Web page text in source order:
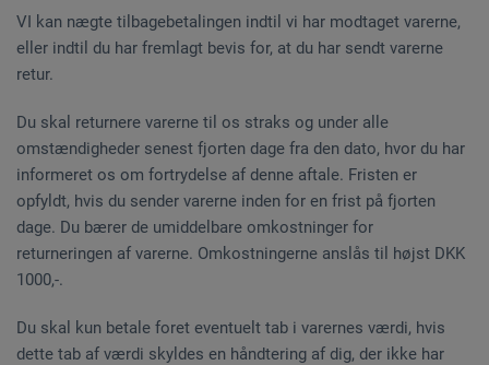
VI kan nægte tilbagebetalingen indtil vi har modtaget varerne,
eller indtil du har fremlagt bevis for, at du har sendt varerne
retur.
Du skal returnere varerne til os straks og under alle
omstændigheder senest fjorten dage fra den dato, hvor du har
informeret os om fortrydelse af denne aftale. Fristen er
opfyldt, hvis du sender varerne inden for en frist på fjorten
dage. Du bærer de umiddelbare omkostninger for
returneringen af varerne. Omkostningerne anslås til højst DKK
1000,-.
Du skal kun betale foret eventuelt tab i varernes værdi, hvis
dette tab af værdi skyldes en håndtering af dig, der ikke har